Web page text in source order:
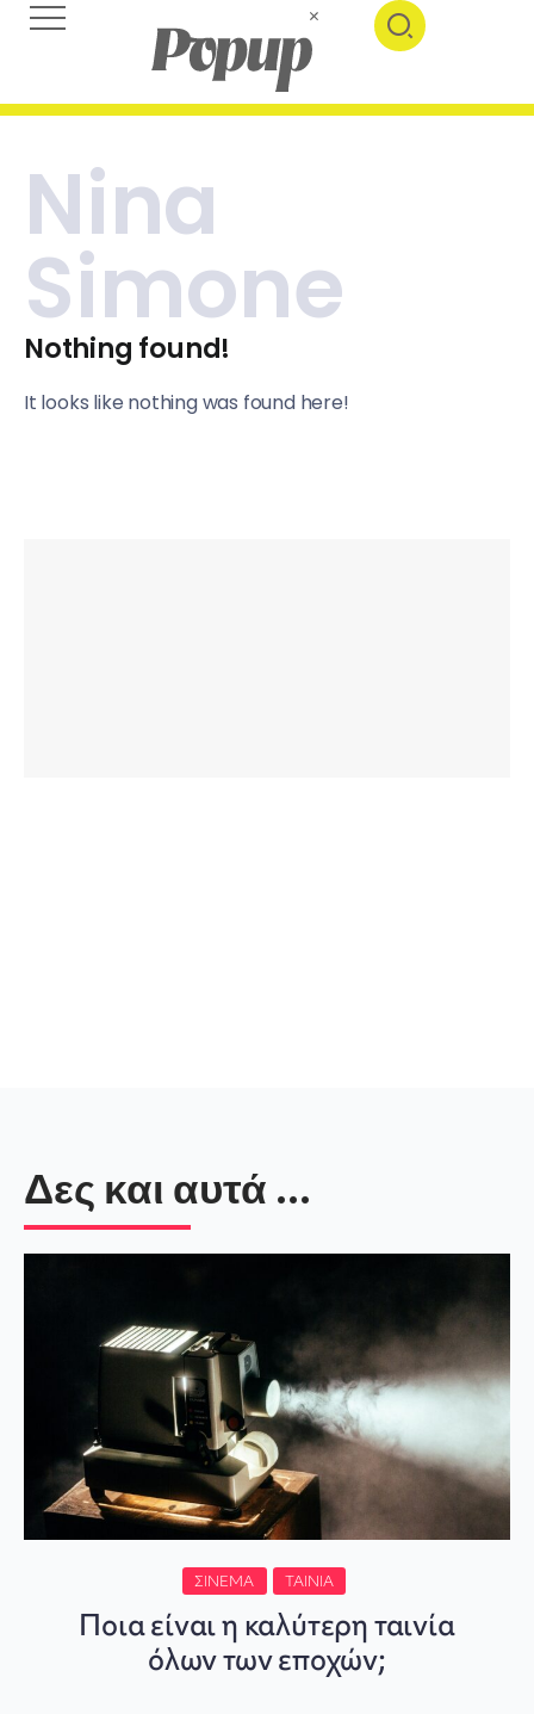
Nina
Simone
Nothing found!
It looks like nothing was found here!
Δες και αυτά ...
ΣΙΝΕΜΆ ΤΑΙΝΊΑ
Ποια είναι η καλύτερη ταινία
όλων των εποχών;